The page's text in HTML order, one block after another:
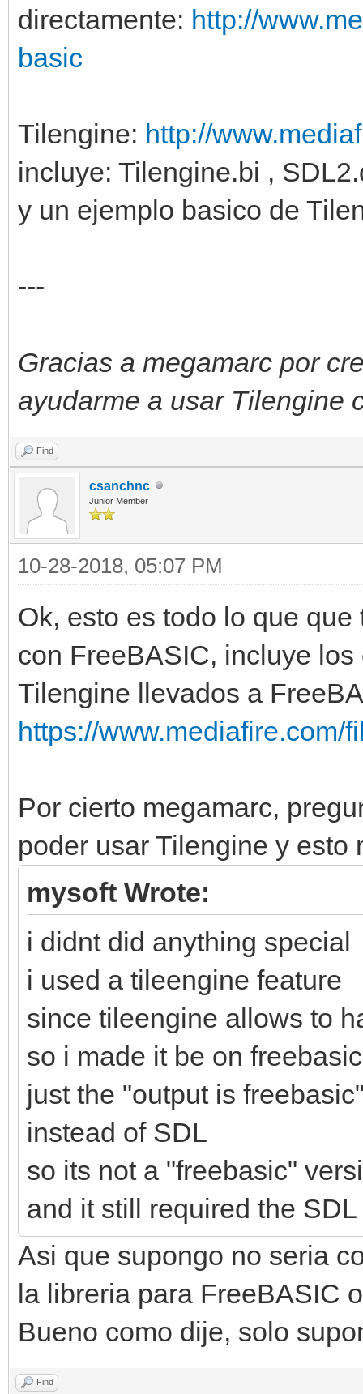
directamente: http://
basic
Tilengine: http://
incluye: Tilengine.bi ,
y un ejemplo basico de
---
Gracias a megamarc por
ayudarme a usar Tilengine
Find
csanchnc
Junior Member
10-28-2018, 05:07 PM
Ok, esto es todo lo que
con FreeBASIC, incluye
Tilengine llevados a
https://www.mediafire.com/
Por cierto megamarc,
poder usar Tilengine y esto
mysoft Wrote:
i didnt did anything special
i used a tileengine feature
since tileengine allows to
so i made it be on
just the "output is
instead of SDL
so its not a "freebasic"
and it still required the
Asi que supongo no seria
la libreria para FreeBASIC
Bueno como dije, solo
Find